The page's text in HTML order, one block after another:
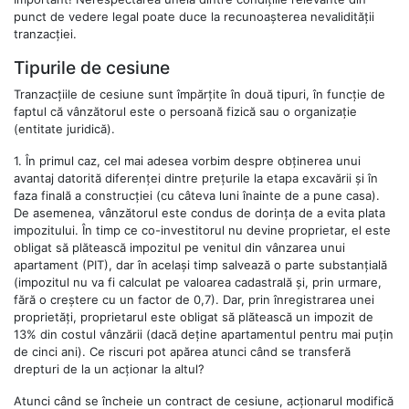
punct de vedere legal poate duce la recunoașterea nevalidității
tranzacției.
Tipurile de cesiune
Tranzacțiile de cesiune sunt împărțite în două tipuri, în funcție de
faptul că vânzătorul este o persoană fizică sau o organizație
(entitate juridică).
1. În primul caz, cel mai adesea vorbim despre obținerea unui
avantaj datorită diferenței dintre prețurile la etapa excavării și în
faza finală a construcției (cu câteva luni înainte de a pune casa).
De asemenea, vânzătorul este condus de dorința de a evita plata
impozitului. În timp ce co-investitorul nu devine proprietar, el este
obligat să plătească impozitul pe venitul din vânzarea unui
apartament (PIT), dar în același timp salvează o parte substanțială
(impozitul nu va fi calculat pe valoarea cadastrală și, prin urmare,
fără o creștere cu un factor de 0,7). Dar, prin înregistrarea unei
proprietăți, proprietarul este obligat să plătească un impozit de
13% din costul vânzării (dacă deține apartamentul pentru mai puțin
de cinci ani). Ce riscuri pot apărea atunci când se transferă
drepturi de la un acționar la altul?
Atunci când se încheie un contract de cesiune, acționarul modifică